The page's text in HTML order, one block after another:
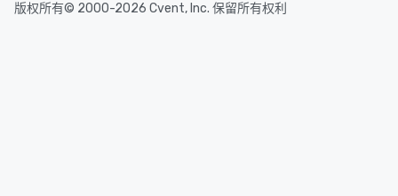
版权所有© 2000-2026 Cvent, Inc. 保留所有权利